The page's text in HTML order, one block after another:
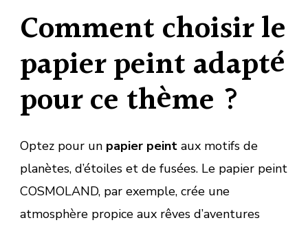
Comment choisir le
papier peint adapté
pour ce thème ?
Optez pour un papier peint aux motifs de
planètes, d’étoiles et de fusées. Le papier peint
COSMOLAND, par exemple, crée une
atmosphère propice aux rêves d’aventures